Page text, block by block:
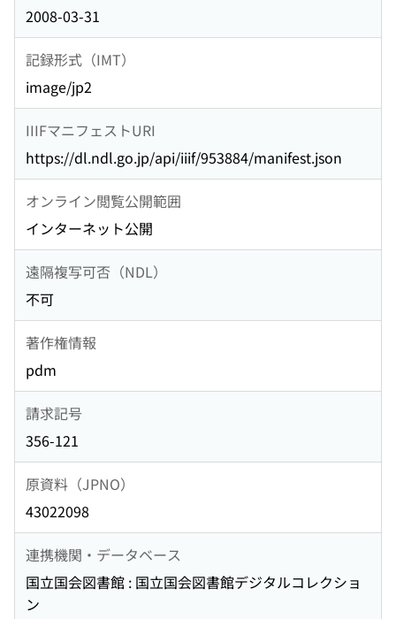
2008-03-31
記録形式（IMT）
image/jp2
IIIFマニフェストURI
https://dl.ndl.go.jp/api/iiif/953884/manifest.json
オンライン閲覧公開範囲
インターネット公開
遠隔複写可否（NDL）
不可
著作権情報
pdm
請求記号
356-121
原資料（JPNO）
43022098
連携機関・データベース
国立国会図書館 : 国立国会図書館デジタルコレクショ
ン